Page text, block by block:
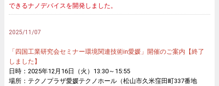
できるナノデバイスを開発しました。
2025/11/07
「四国工業研究会セミナー環境関連技術in愛媛」開催のご案内【終了
しました】
日時：2025年12月16日（火）13:30～15:55
場所：テクノプラザ愛媛テクノホール（松山市久米窪田町337番地